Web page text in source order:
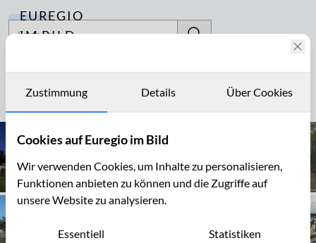
EUREGIO
IM BILD
Archiv
Kontakt
Archiv
Zustimmung Details Über Cookies
Cookies auf Euregio im Bild
Wir verwenden Cookies, um Inhalte zu personalisieren,
Funktionen anbieten zu können und die Zugriffe auf
unsere Website zu analysieren.
Essentiell
Statistiken